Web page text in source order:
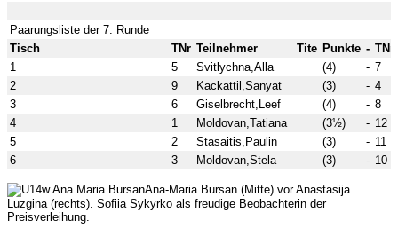
Paarungsliste der 7. Runde
Tisch
TNr Teilnehmer Tite Punkte - TNr
1
5 Svitlychna,Alla (4) - 7
2
9 Kackattil,Sanyat (3) - 4
3
6 Giselbrecht,Leef (4) - 8
4
1 Moldovan,Tatiana (3½) - 12
5
2 Stasaitis,Paulin (3) - 11
6
3 Moldovan,Stela (3) - 10
Ana-Maria Bursan (Mitte) vor Anastasija
Luzgina (rechts). Sofiia Sykyrko als freudige Beobachterin der
Preisverleihung.